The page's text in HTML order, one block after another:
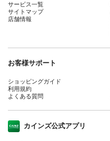
サービス一覧
サイトマップ
店舗情報
お客様サポート
ショッピングガイド
利用規約
よくある質問
カインズ公式アプリ